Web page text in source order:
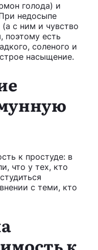
голода) и
недосыпе
с ним и чувство
поэтому есть
соленого и
насыщение.
к простуде: в
что у тех, кто
с теми, кто